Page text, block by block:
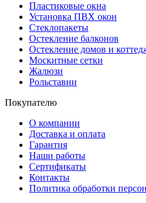
Пластиковые окна
Установка ПВХ окон
Стеклопакеты
Остекление балконов
Остекление домов и
Москитные сетки
Жалюзи
Рольставни
Покупателю
О компании
Доставка и оплата
Гарантия
Наши работы
Сертификаты
Контакты
Политика обработки